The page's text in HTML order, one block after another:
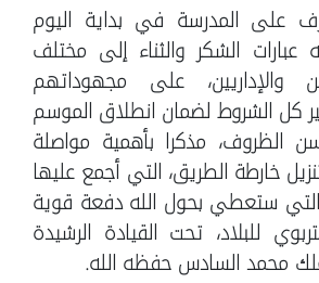
على المدرسة في بداية اليوم
الشكر والثناء إلى مختلف
والإداريين، على مجهوداتهم
كل الشروط لضمان انطلاق الموسم
الظروف، مذكرا بأهمية مواصلة
خارطة الطريق، التي أجمع عليها
والتي ستعطي بحول الله دفعة قوية
للبلاد، تحت القيادة الرشيدة
محمد السادس حفظه الله.